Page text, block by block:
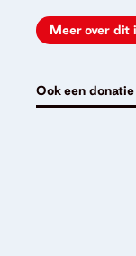
Meer over
Ook een